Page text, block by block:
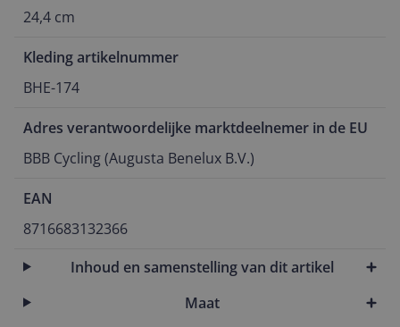
24,4 cm
Kleding artikelnummer
BHE-174
Adres verantwoordelijke marktdeelnemer in de EU
BBB Cycling (Augusta Benelux B.V.)
EAN
8716683132366
Inhoud en samenstelling van dit artikel
Maat